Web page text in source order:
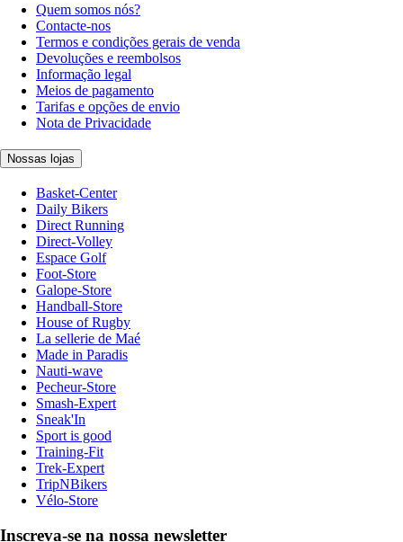
Quem somos nós?
Contacte-nos
Termos e condições gerais de venda
Devoluções e reembolsos
Informação legal
Meios de pagamento
Tarifas e opções de envio
Nota de Privacidade
Nossas lojas
Basket-Center
Daily Bikers
Direct Running
Direct-Volley
Espace Golf
Foot-Store
Galope-Store
Handball-Store
House of Rugby
La sellerie de Maé
Made in Paradis
Nauti-wave
Pecheur-Store
Smash-Expert
Sneak'In
Sport is good
Training-Fit
Trek-Expert
TripNBikers
Vélo-Store
Inscreva-se na nossa newsletter